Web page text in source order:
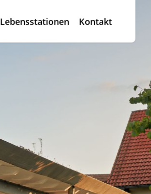
Lebensstationen Kontakt